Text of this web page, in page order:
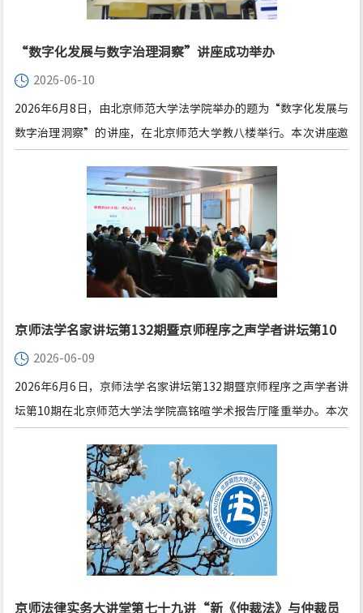
“数字化发展与数字治理洞察”讲座成功举办
2026-06-10
2026年6月8日，由北京师范大学法学院举办的题为“数字化发展与
数字治理洞察”的讲座，在北京师范大学教八楼举行。本次讲座邀
学院吴沈括老师作为主持人。讲座吸引了众多学生热情参与，在开
场环节，吴沈括老师向大家介绍了刘明总监在民法、网络法学研究
和实务工作中的斐然成果，对刘明总监的到来表示诚挚的感谢，并
对到场师生表达了热烈的欢迎。
京师法学名家讲坛第132期暨京师程序之声学者讲坛第10
期“审思刑事诉讼主体：机构与人”成功举办
2026-06-09
2026年6月6日，京师法学名家讲坛第132期暨京师程序之声学者讲
坛第10期在北京师范大学法学院高铭暄学术报告厅隆重举办。本次
诉讼法学研究会副会长左卫民教授主讲“审思刑事诉讼主体：机构
与人”。北京师范大学法学院院长梁迎修教授为讲座致辞，法学院
副院长何挺教授主持，刑事法律科学研究院副院长史立梅教授、中
国政法大学诉讼法学院郭烁教授、法学院劳佳琦副教授担任与谈
京师法律实务大讲堂第七十九讲“新《仲裁法》与仲裁员